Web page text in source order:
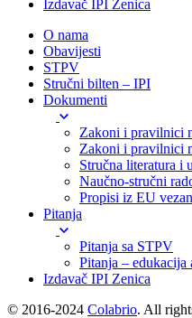
Izdavač IPI Zenica
O nama
Obavijesti
STPV
Stručni bilten – IPI
Dokumenti
Zakoni i pravilnici
Zakoni i pravilnici
Stručna literatura i
Naučno-stručni
Propisi iz EU
Pitanja
Pitanja sa STPV
Pitanja – edukacija
Izdavač IPI Zenica
© 2016-2024 Colabrio. All